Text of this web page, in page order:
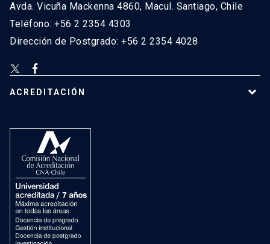
Avda. Vicuña Mackenna 4860, Macul. Santiago, Chile
Teléfono: +56 2 2354 4303
Dirección de Postgrado: +56 2 2354 4028
ACREDITACIÓN